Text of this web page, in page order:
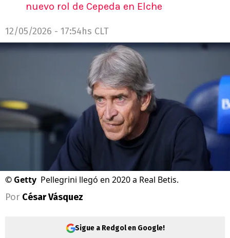
nuevo rol de Cepeda en Elche
12/05/2026 - 17:54hs CLT
© Getty Pellegrini llegó en 2020 a Real Betis.
Por César Vásquez
Sigue a Redgol en Google!